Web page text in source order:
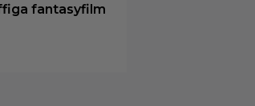
fantasyfilm